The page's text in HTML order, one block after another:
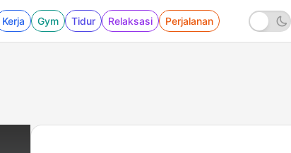
Kerja Gym Tidur Relaksasi Perjalanan